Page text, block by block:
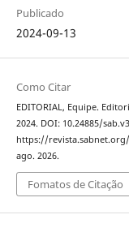
Publicado
2024-09-13
Como Citar
EDITORIAL, Equipe.
2024. DOI: 10.24885/
https://
ago. 2026.
Fomatos de Citação